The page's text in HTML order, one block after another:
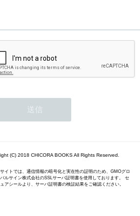
(C) 2018 CHICORA BOOKS All Rights Reserved.
イトでは、通信情報の暗号化と実在性の証明のため、GMOグロ
ルサイン株式会社のSSLサーバ証明書を使用しております。 セ
アシールより、サーバ証明書の検証結果をご確認ください。